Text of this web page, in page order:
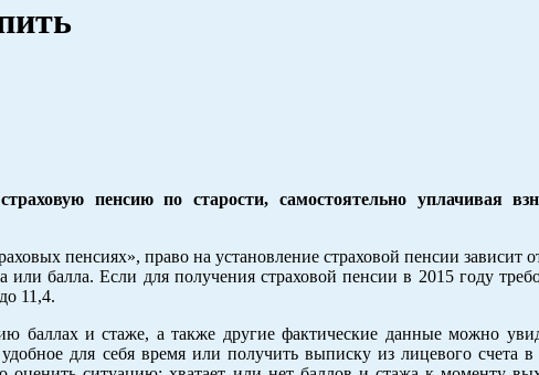
пенсию по старости, самостоятельно уплачивая
пенсиях», право на установление страховой пенсии зависит
балла. Если для получения страховой пенсии в 2015 году
11,4.
и стаже, а также другие фактические данные можно
для себя время или получить выписку из лицевого счета